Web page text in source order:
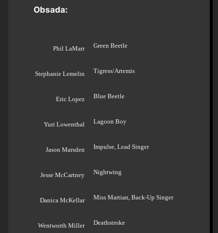
Obsada:
Phil LaMarr
Stephanie Lemelin
Eric Lopez
Yuri Lowenthal
Jason Marsden
Jesse McCartney
Danica McKellar
Wentworth Miller
Green Beetle
Tigress/Artemis
Blue Beetle
Lagoon Boy
Impulse, Lead Singer
Nightwing
Miss Martian, Back-Up Singer
Deathstroke